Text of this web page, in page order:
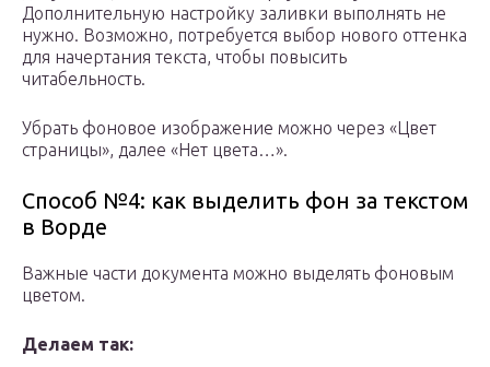
Дополнительную настройку заливки выполнять не
нужно. Возможно, потребуется выбор нового оттенка
для начертания текста, чтобы повысить
читабельность.
Убрать фоновое изображение можно через «Цвет
страницы», далее «Нет цвета…».
Способ №4: как выделить фон за текстом
в Ворде
Важные части документа можно выделять фоновым
цветом.
Делаем так: